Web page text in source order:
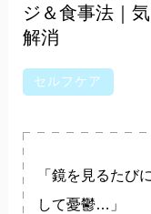
ジ＆食事法｜
解消
セルフケア
「鏡を見るたび
して憂鬱…」